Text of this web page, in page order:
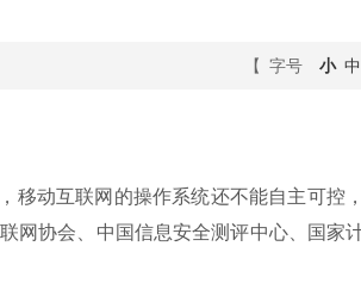
【 字号 小 中
移动互联网的操作系统还不能自主可控
协会、中国信息安全测评中心、国家